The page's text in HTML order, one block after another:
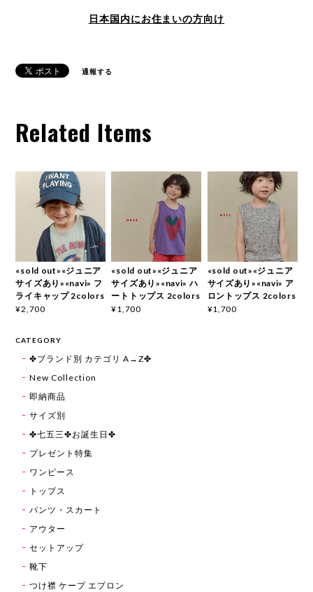
日本国内にお住まいの方向け
通報する
Related Items
«sold out»«ジュニア
サイズあり»«navi» フ
ライキャップ 2colors
¥2,700
«sold out»«ジュニア
サイズあり»«navi» ハ
ートトップス 2colors
¥1,700
«sold out»«ジュニア
サイズあり»«navi» ア
ロントップス 2colors
¥1,700
CATEGORY
✤ブランド別 カテゴリ A→Z✤
New Collection
即納商品
サイズ別
✤七五三✤お誕生日✤
プレゼント特集
ワンピース
トップス
パンツ・スカート
アウター
セットアップ
靴下
つけ襟 ケープ エプロン